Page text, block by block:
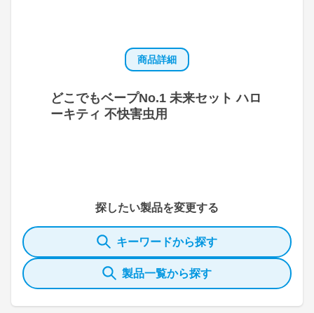
商品詳細
どこでもベープNo.1 未来セット ハロ
ーキティ 不快害虫用
探したい製品を変更する
キーワードから探す
製品一覧から探す